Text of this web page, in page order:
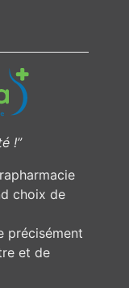
!”
choix de
précisément
et de